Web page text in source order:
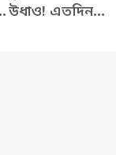
উধাও! এতদিন